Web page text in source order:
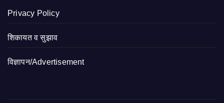
Privacy Policy
शिकायत व सुझाव
विज्ञापन/Advertisement